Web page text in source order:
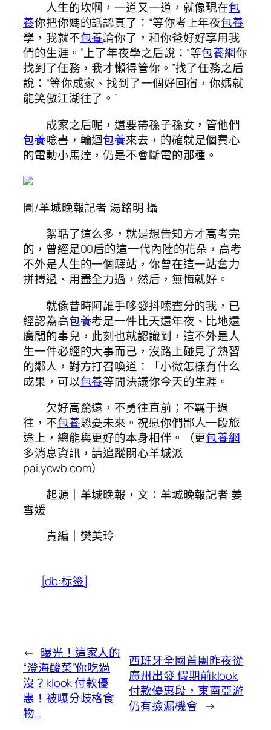
人生的坎啊，一道又一道，就像現在包
養你把你媽的話認真了：“等你考上年夜包養
學，我就不包養論你了，和你爸好好享用我
們的生涯。”上了年夜學之后說：“等包養網你
找到了任務，我才懶得管你。”找了任務之后
說：“等你成家、找到了一個好回宿，你媽就
能笑傲江湖往了。”
成家之后呢，還要帶孫子孫女，管他們
包養唸書，輪迴包養來去，的確就是個費心
的電動小馬達，仍是不會斷電的那種。
圖/羊城晚報記者 湯銘明 攝
絮聒了這么多，就是想告知方才高考完
的，曾經是00后的這一代內陸的花朵，高考
不外是人生的一個驛站，你曾在這一站奮力
拼搏過、用盡全力過，然后，無悔就好。
就像昔時阿誰手哆發抖嗦查分的我，已
經認為高包養考是一件比天還年夜、比地還
廣闊的事兒，此刻也就認識到，這不外是人
生一件必經的大事而已，沒路上碰見了熟習
的鄰人，對方打召喚道：「小微怎樣有什么
成果，可以包養等閒決議你今天的生涯。
欠好高騖遠，不勇往直前；不羈于過
往，不包養恐憂未來。祝愿你們鄙人一段旅
途上，總能與更好的本身相伴。（更包養網
多消息資訊，請追蹤關心羊城派
pai.ycwb.com）
起源｜羊城晚報，文：羊城晚報記者 姜
雪媛
責編｜樊美玲
[db:标签]
← 曝光！這家人的
“澄海酸菜”你吃過
沒？klook 付款優
惠！被曝分歧格食
物…
西班牙全國首團昨夜從
廣州出發 假期前klook
付款優惠段，東南亞游
仍有撿漏機會 →